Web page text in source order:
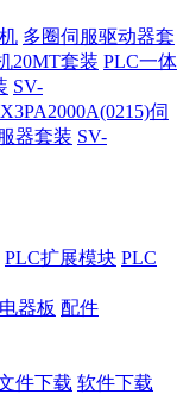
多圈伺服驱动器套
20MT套装 PLC一体
SV-
伺
器套装 SV-
PLC扩展模块 PLC
器板 配件
件下载 软件下载